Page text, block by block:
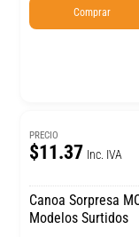
Comprar
PRECIO
$11.37 Inc. IVA
Canoa Sorpresa
Modelos Surtidos